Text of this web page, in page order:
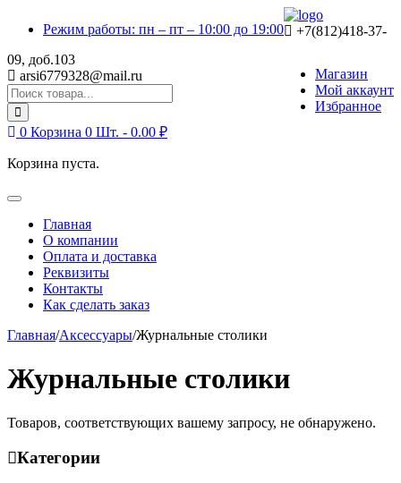
Режим работы: пн – пт – 10:00 до 19:00
Магазин
Мой аккаунт
Избранное
+7(812)418-37-
09, доб.103
arsi6779328@mail.ru
Search
for:
0 Корзина 0 Шт. - 0.00 ₽
Корзина пуста.
Toggle
navigationГлавная
О компании
Оплата и доставка
Реквизиты
Контакты
Как сделать заказ
Главная/Аксессуары/Журнальные столики
Журнальные столики
Товаров, соответствующих вашему запросу, не обнаружено.
Категории